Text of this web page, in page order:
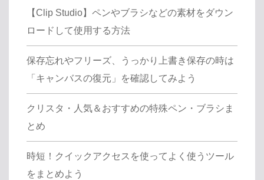
【Clip Studio】ペンやブラシなどの素材をダウン
ロードして使用する方法
保存忘れやフリーズ、うっかり上書き保存の時は
「キャンバスの復元」を確認してみよう
クリスタ・人気＆おすすめの特殊ペン・ブラシま
とめ
時短！クイックアクセスを使ってよく使うツール
をまとめよう